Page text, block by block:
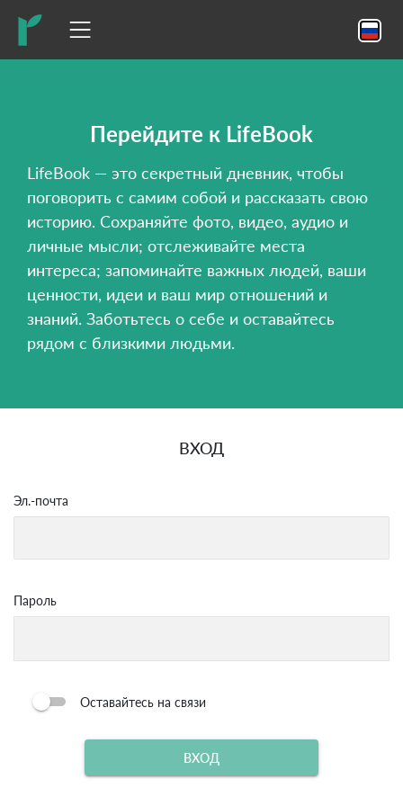
Перейдите к LifeBook
LifeBook — это секретный дневник, чтобы
поговорить с самим собой и рассказать свою
историю. Сохраняйте фото, видео, аудио и
личные мысли; отслеживайте места
интереса; запоминайте важных людей, ваши
ценности, идеи и ваш мир отношений и
знаний. Заботьтесь о себе и оставайтесь
рядом с близкими людьми.
ВХОД
Эл.-почта
Пароль
Оставайтесь на связи
ВХОД